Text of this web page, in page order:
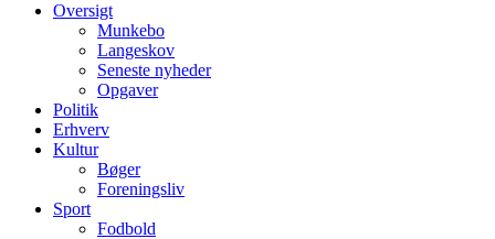
Oversigt
Munkebo
Langeskov
Seneste nyheder
Opgaver
Politik
Erhverv
Kultur
Bøger
Foreningsliv
Sport
Fodbold